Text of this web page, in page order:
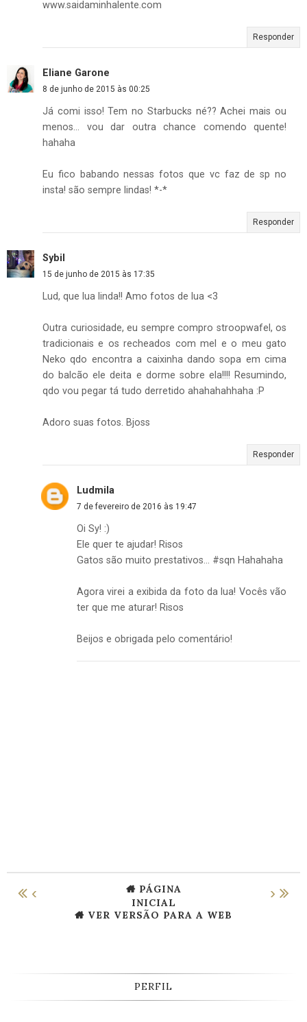
www.saidaminhalente.com
Responder
Eliane Garone
8 de junho de 2015 às 00:25
Já comi isso! Tem no Starbucks né?? Achei mais ou
menos... vou dar outra chance comendo quente!
hahaha
Eu fico babando nessas fotos que vc faz de sp no
insta! são sempre lindas! *-*
Responder
Sybil
15 de junho de 2015 às 17:35
Lud, que lua linda!! Amo fotos de lua <3
Outra curiosidade, eu sempre compro stroopwafel, os
tradicionais e os recheados com mel e o meu gato
Neko qdo encontra a caixinha dando sopa em cima
do balcão ele deita e dorme sobre ela!!!! Resumindo,
qdo vou pegar tá tudo derretido ahahahahhaha :P
Adoro suas fotos. Bjoss
Responder
Ludmila
7 de fevereiro de 2016 às 19:47
Oi Sy! :)
Ele quer te ajudar! Risos
Gatos são muito prestativos... #sqn Hahahaha
Agora virei a exibida da foto da lua! Vocês vão
ter que me aturar! Risos
Beijos e obrigada pelo comentário!
‹ ›
PÁGINA
INICIAL
VER VERSÃO PARA A WEB
PERFIL